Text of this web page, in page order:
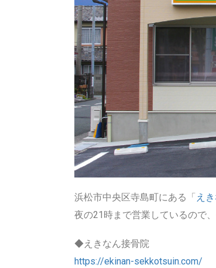
浜松市中央区寺島町にある「 え
夜の21時まで営業しているので
◆えきなん接骨院
https://ekinan-sekkotsuin.com/